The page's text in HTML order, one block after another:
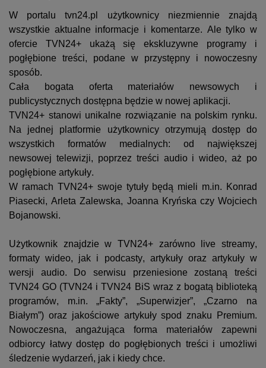
W portalu tvn24.pl użytkownicy niezmiennie znajdą
wszystkie aktualne informacje i komentarze. Ale tylko w
ofercie TVN24+ ukażą się ekskluzywne programy i
pogłębione treści, podane w przystępny i nowoczesny
sposób.
Cała bogata oferta materiałów newsowych i
publicystycznych dostępna będzie w nowej aplikacji.
TVN24+ stanowi unikalne rozwiązanie na polskim rynku.
Na jednej platformie użytkownicy otrzymują dostęp do
wszystkich formatów medialnych: od największej
newsowej telewizji, poprzez treści audio i wideo, aż po
pogłębione artykuły.
W ramach TVN24+ swoje tytuły będą mieli m.in. Konrad
Piasecki, Arleta Zalewska, Joanna Kryńska czy Wojciech
Bojanowski.
Użytkownik znajdzie w TVN24+ zarówno live streamy,
formaty wideo, jak i podcasty, artykuły oraz artykuły w
wersji audio. Do serwisu przeniesione zostaną treści
TVN24 GO (TVN24 i TVN24 BiS wraz z bogatą biblioteką
programów, m.in. „Fakty”, „Superwizjer”, „Czarno na
Białym”) oraz jakościowe artykuły spod znaku Premium.
Nowoczesna, angażująca forma materiałów zapewni
odbiorcy łatwy dostęp do pogłębionych treści i umożliwi
śledzenie wydarzeń, jak i kiedy chce.